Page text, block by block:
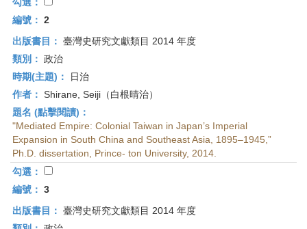
頁
編號： 2
出版書目： 臺灣史研究文獻類目 2014 年度
類別： 政治
時期(主題)：
日治
作者： Shirane, Seiji（白根晴治）
題名 (點擊閱讀)：
"Mediated Empire: Colonial Taiwan in Japan’s Imperial
Expansion in South China and Southeast Asia, 1895–1945,”
Ph.D. dissertation, Prince- ton University, 2014.
勾選：
編號： 3
出版書目： 臺灣史研究文獻類目 2014 年度